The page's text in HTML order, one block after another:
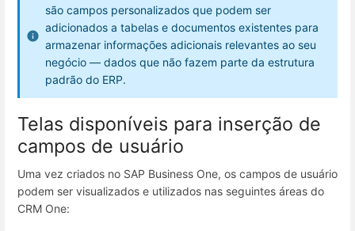
são campos personalizados que podem ser
adicionados a tabelas e documentos existentes para
armazenar informações adicionais relevantes ao seu
negócio — dados que não fazem parte da estrutura
padrão do ERP.
Telas disponíveis para inserção de
campos de usuário
Uma vez criados no SAP Business One, os campos de usuário
podem ser visualizados e utilizados nas seguintes áreas do
CRM One: